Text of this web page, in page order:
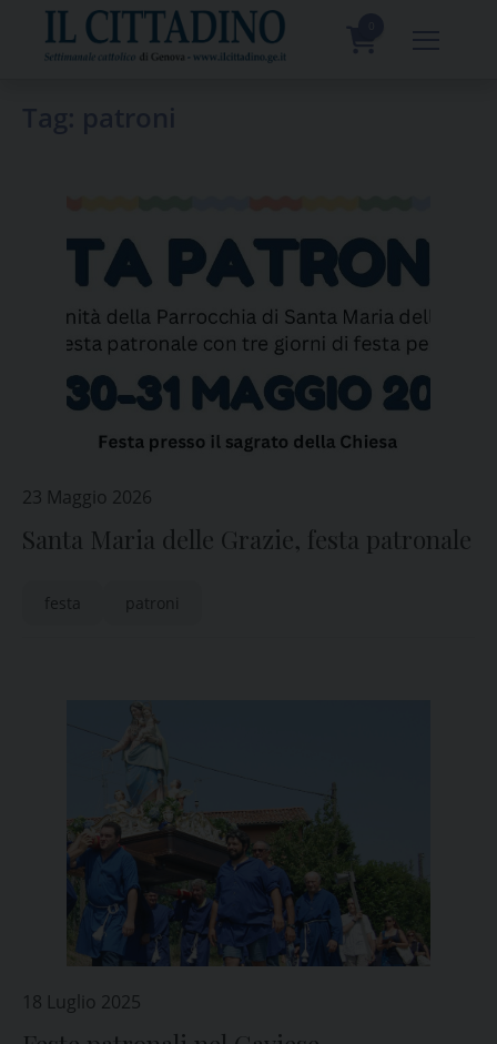
content
23 Maggio 2026
Santa Maria delle Grazie, festa patronale
festa patroni
18 Luglio 2025